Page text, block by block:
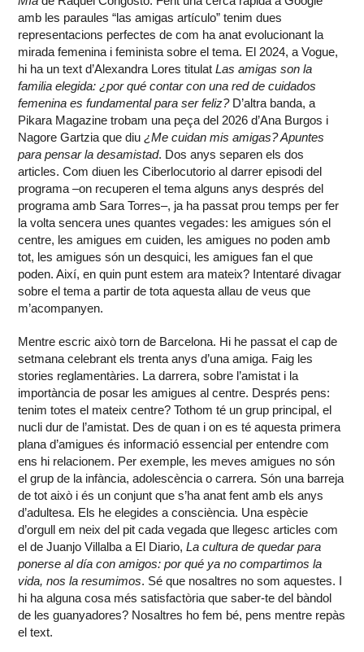
amb les paraules “las amigas artículo” tenim dues
representacions perfectes de com ha anat evolucionant la
mirada femenina i feminista sobre el tema. El 2024, a Vogue,
hi ha un text d’Alexandra Lores titulatLas amigas son la
familia elegida: ¿por qué contar con una red de cuidados
femenina es fundamental para ser feliz?D’altra banda, a
Pikara Magazine trobam una peça del 2026 d’Ana Burgos i
Nagore Gartzia que diu¿Me cuidan mis amigas? Apuntes
para pensar la desamistad. Dos anys separen els dos
articles. Com diuen les Ciberlocutorio al darrer episodi del
programa –on recuperen el tema alguns anys després del
programa amb Sara Torres–, ja ha passat prou temps per fer
la volta sencera unes quantes vegades: les amigues són el
centre, les amigues em cuiden, les amigues no poden amb
tot, les amigues són un desquici, les amigues fan el que
poden. Així, en quin punt estem ara mateix? Intentaré divagar
sobre el tema a partir de tota aquesta allau de veus que
m’acompanyen.
Mentre escric això torn de Barcelona. Hi he passat el cap de
setmana celebrant els trenta anys d’una amiga. Faig les
stories reglamentàries. La darrera, sobre l’amistat i la
importància de posar les amigues al centre. Després pens:
tenim totes el mateix centre? Tothom té un grup principal, el
nucli dur de l’amistat. Des de quan i on es té aquesta primera
plana d’amigues és informació essencial per entendre com
ens hi relacionem. Per exemple, les meves amigues no són
el grup de la infància, adolescència o carrera. Són una barreja
de tot això i és un conjunt que s’ha anat fent amb els anys
d’adultesa. Els he elegides a consciència. Una espècie
d’orgull em neix del pit cada vegada que llegesc articles com
el de Juanjo Villalba a El Diario,La cultura de quedar para
ponerse al día con amigos: por qué ya no compartimos la
vida, nos la resumimos. Sé que nosaltres no som aquestes. I
hi ha alguna cosa més satisfactòria que saber-te del bàndol
de les guanyadores? Nosaltres ho fem bé, pens mentre repàs
el text.